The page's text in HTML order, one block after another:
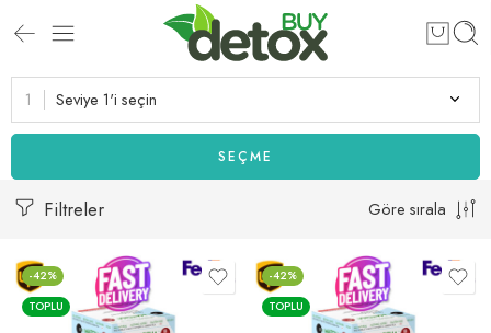
Seviye 1'i seçin
SEÇME
Filtreler Göre sırala
-42%
TOPLU
-42%
TOPLU